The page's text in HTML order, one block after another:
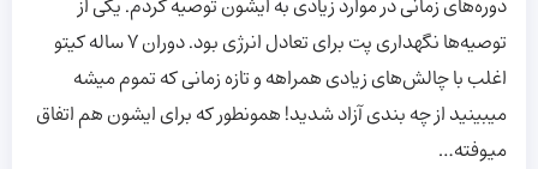
دوره‌های زمانی در موارد زیادی به ایشون توصیه کردم. یکی از
توصیه‌ها نگهداری پت برای تعادل انرژی بود. دوران ۷ ساله کیتو
اغلب با چالش‌های زیادی همراهه و تازه زمانی که تموم میشه
میبینید از چه بندی آزاد شدید! همونطور که برای ایشون هم اتفاق
میوفته…